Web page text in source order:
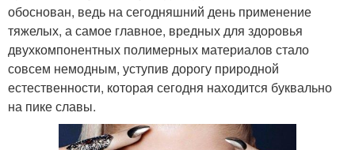
обоснован, ведь на сегодняшний день применение
тяжелых, а самое главное, вредных для здоровья
двухкомпонентных полимерных материалов стало
совсем немодным, уступив дорогу природной
естественности, которая сегодня находится буквально
на пике славы.